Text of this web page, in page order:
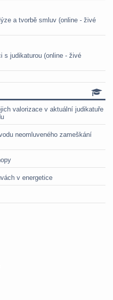
a tvorbě smluv (online - živé
s judikaturou (online - živé
valorizace v aktuální judikatuře
neomluveného zameškání
v energetice